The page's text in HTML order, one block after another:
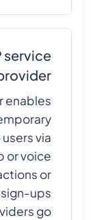
service
enables
via
or voice
or
sign-ups.
go